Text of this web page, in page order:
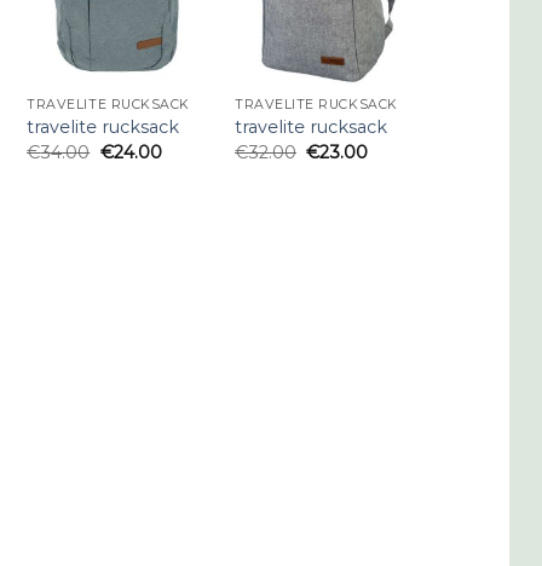
TRAVELITE RUCKSACK
travelite rucksack
€34.00 €24.00
TRAVELITE RUCKSACK
travelite rucksack
€32.00 €23.00